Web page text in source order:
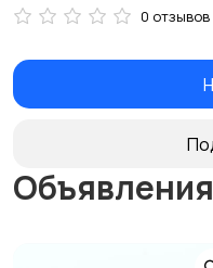
0 отзывов
Объявления